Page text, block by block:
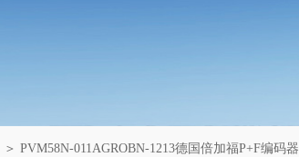
＞ PVM58N-011AGROBN-1213德国倍加福P+F编码器